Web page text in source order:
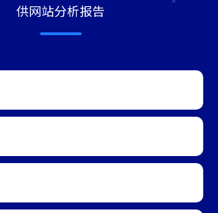
供网站分析报告